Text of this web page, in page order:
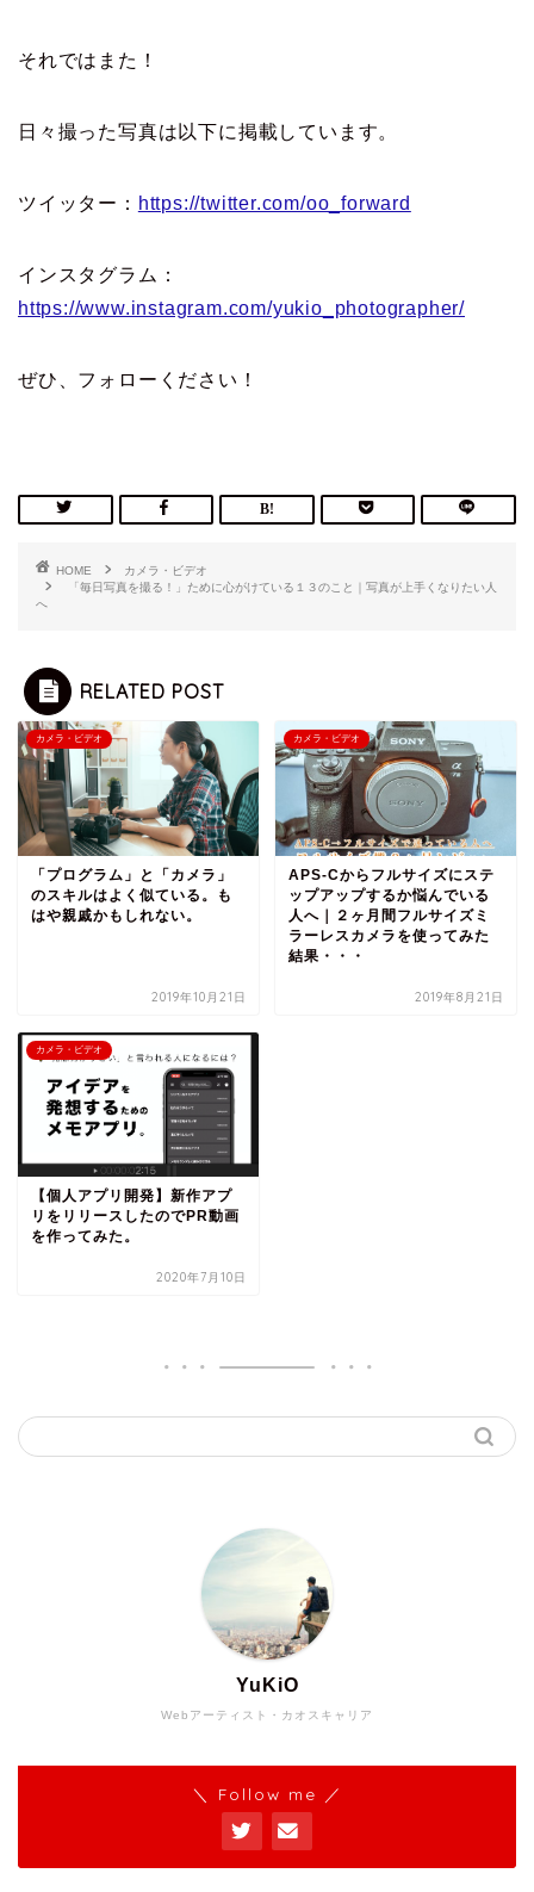
それではまた！
日々撮った写真は以下に掲載しています。
ツイッター： https://twitter.com/oo_forward
インスタグラム：
https://www.instagram.com/yukio_photographer/
ぜひ、フォローください！
HOME
カメラ・ビデオ
「毎日写真を撮る！」ために心がけている１３のこと｜写真が上手くなりたい人
へ
RELATED POST
カメラ・ビデオ
「プログラム」と「カメラ」
のスキルはよく似ている。も
はや親戚かもしれない。
2019年10月21日
カメラ・ビデオ
APS-Cからフルサイズにステ
ップアップするか悩んでいる
人へ｜２ヶ月間フルサイズミ
ラーレスカメラを使ってみた
結果・・・
2019年8月21日
カメラ・ビデオ
【個人アプリ開発】新作アプ
リをリリースしたのでPR動画
を作ってみた。
2020年7月10日
Webアーティスト・カオスキャリア
YuKiO
＼ Follow me ／